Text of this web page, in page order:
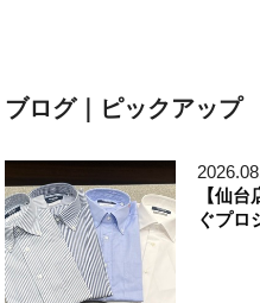
ブログ｜ピックアップ
【仙
ぐプロ